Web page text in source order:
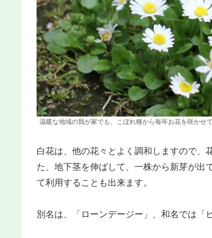
温暖な地域の我が家でも、こぼれ種から毎年お花を咲かせて
白花は、他の花々とよく調和しますので、
た、地下茎を伸ばして、一株から新芽が出
て利用することも出来ます。
別名は、「ローンデージー」、和名では「